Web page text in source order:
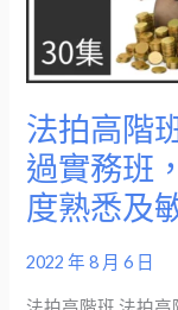
法拍高階
過實務班
度熟悉及
2022 年 8 月 6 日
期
限)-
合
已
參
過
實